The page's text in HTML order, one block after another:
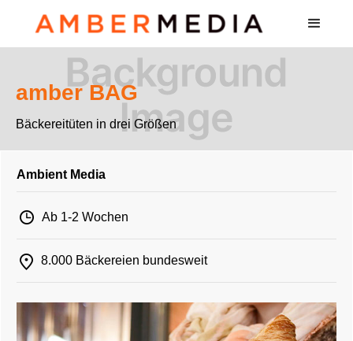
amber BAG
Bäckereitüten in drei Größen
Ambient Media
Ab 1-2 Wochen
8.000 Bäckereien bundesweit